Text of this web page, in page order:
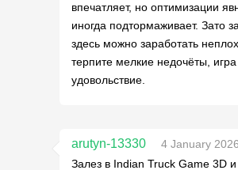
впечатляет, но оптимизации
иногда подтормаживает. Зато
здесь можно заработать
терпите мелкие недочёты,
удовольствие.
arutyn-13330
4 January
Залез в Indian Truck Game 3D и